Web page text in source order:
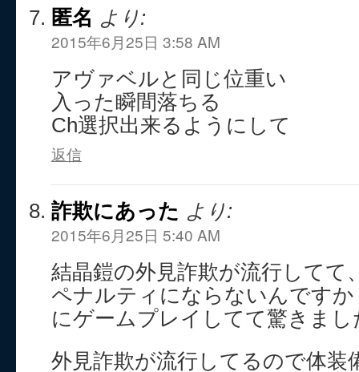
匿名 より:
2015年6月25日 3:58 AM
アヴァベルと同じ位重い
入った瞬間落ちる
Ch選択出来るようにして
返信
詐欺にあった より:
2015年6月25日 5:40 AM
結晶鎧の外見詐欺が流行してて
ペナルティにならないんです
にゲームプレイしてて驚きまし
外見詐欺が流行してるので体装